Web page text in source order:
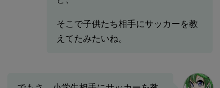
そこで子供たち相手にサッカーを教
えてたみたいね。